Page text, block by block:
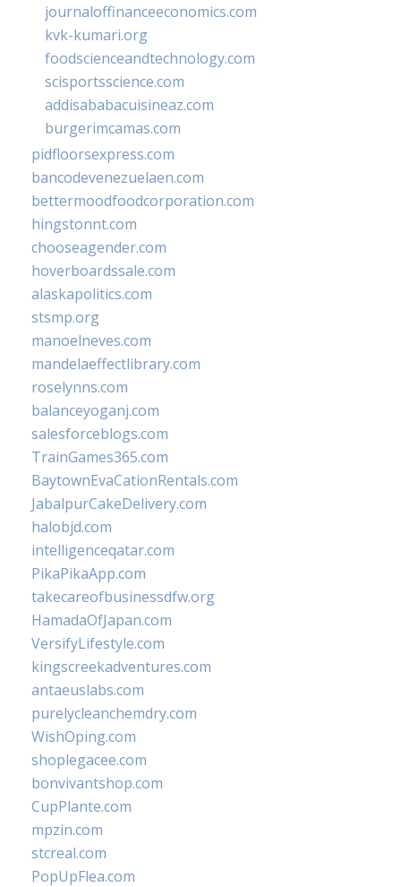
journaloffinanceeconomics.com
kvk-kumari.org
foodscienceandtechnology.com
scisportsscience.com
addisababacuisineaz.com
burgerimcamas.com
pidfloorsexpress.com
bancodevenezuelaen.com
bettermoodfoodcorporation.com
hingstonnt.com
chooseagender.com
hoverboardssale.com
alaskapolitics.com
stsmp.org
manoelneves.com
mandelaeffectlibrary.com
roselynns.com
balanceyoganj.com
salesforceblogs.com
TrainGames365.com
BaytownEvaCationRentals.com
JabalpurCakeDelivery.com
halobjd.com
intelligenceqatar.com
PikaPikaApp.com
takecareofbusinessdfw.org
HamadaOfJapan.com
VersifyLifestyle.com
kingscreekadventures.com
antaeuslabs.com
purelycleanchemdry.com
WishOping.com
shoplegacee.com
bonvivantshop.com
CupPlante.com
mpzin.com
stcreal.com
PopUpFlea.com